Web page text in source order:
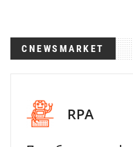
CNEWSMARKET
RPA